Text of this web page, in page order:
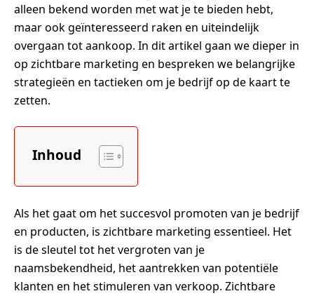
alleen bekend worden met wat je te bieden hebt,
maar ook geïnteresseerd raken en uiteindelijk
overgaan tot aankoop. In dit artikel gaan we dieper in
op zichtbare marketing en bespreken we belangrijke
strategieën en tactieken om je bedrijf op de kaart te
zetten.
Inhoud
Als het gaat om het succesvol promoten van je bedrijf
en producten, is zichtbare marketing essentieel. Het
is de sleutel tot het vergroten van je
naamsbekendheid, het aantrekken van potentiële
klanten en het stimuleren van verkoop. Zichtbare